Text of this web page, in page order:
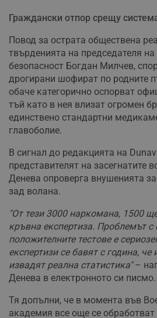
Граждански отпор срещу
Повод за острата обществена
твърденията на председателя
безопасност Богдан Милчев,
дрогирани шофират по родните
обаче категорично оспорват
тъй като в нея влизат огромен
единствено стандартни
главоболие.
В сигнал до редакцията на
представителят на засегнатите
Денева опроверга внушенията
зад волана.
"От тези 3000 наркомана, 1500
кръвна експертиза. Проблемът
положителните тестове е
експертизи се бавят с година,
извадят реална статистика"–
Денева в електронното си писмо.
Тя допълни, че в момента във
академия все още се